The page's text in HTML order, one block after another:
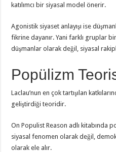
katılımcı bir siyasal model önerir.
Agonistik siyaset anlayışı ise
fikrine dayanır. Yani farklı gruplar
düşmanlar olarak değil, siyasal
Popülizm
Laclau’nun en çok tartışılan
geliştirdiği teoridir.
On Populist Reason adlı kitabında
siyasal fenomen olarak değil,
olarak ele alır.